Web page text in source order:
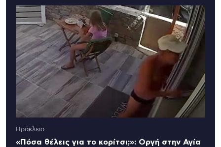
Ηράκλειο
«Πόσα θέλεις για το κορίτσι;»: Οργή στην Αγία